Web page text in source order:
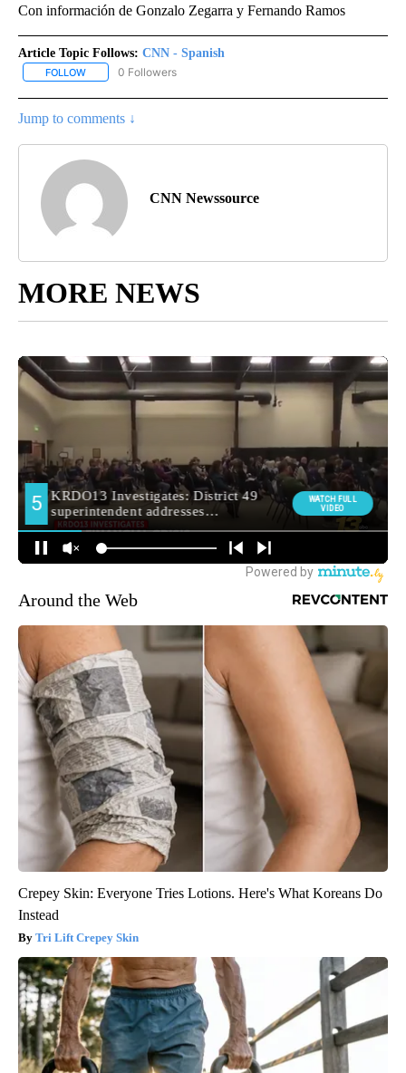
Con información de Gonzalo Zegarra y Fernando Ramos
Article Topic Follows: CNN - Spanish
FOLLOW FOLLOW "CNN - SPANISH" TO RECEIVE NOTIFICATIONS ABOUT
0 Followers
Jump to comments ↓
CNN Newssource
MORE NEWS
Around the Web
Crepey Skin: Everyone Tries Lotions. Here's What Koreans Do
Instead
Tri Lift Crepey Skin